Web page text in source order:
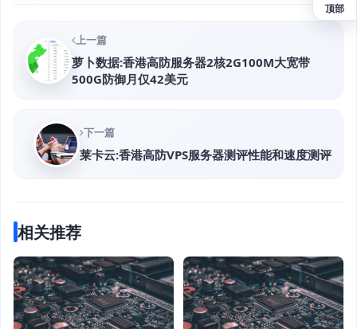
上一篇
萝卜数据:香港高防服务器2核2G100M大宽带
500G防御月仅42美元
下一篇
莱卡云:香港高防VPS服务器测评性能和速度测评
相关推荐
顶部